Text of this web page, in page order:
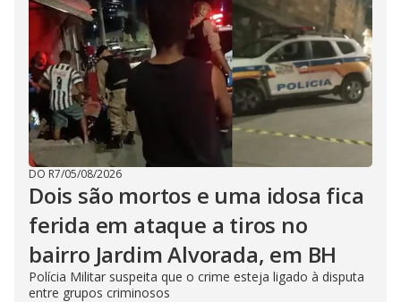
DO R7/05/08/2026
Dois são mortos e uma idosa fica
ferida em ataque a tiros no
bairro Jardim Alvorada, em BH
Polícia Militar suspeita que o crime esteja ligado à disputa
entre grupos criminosos